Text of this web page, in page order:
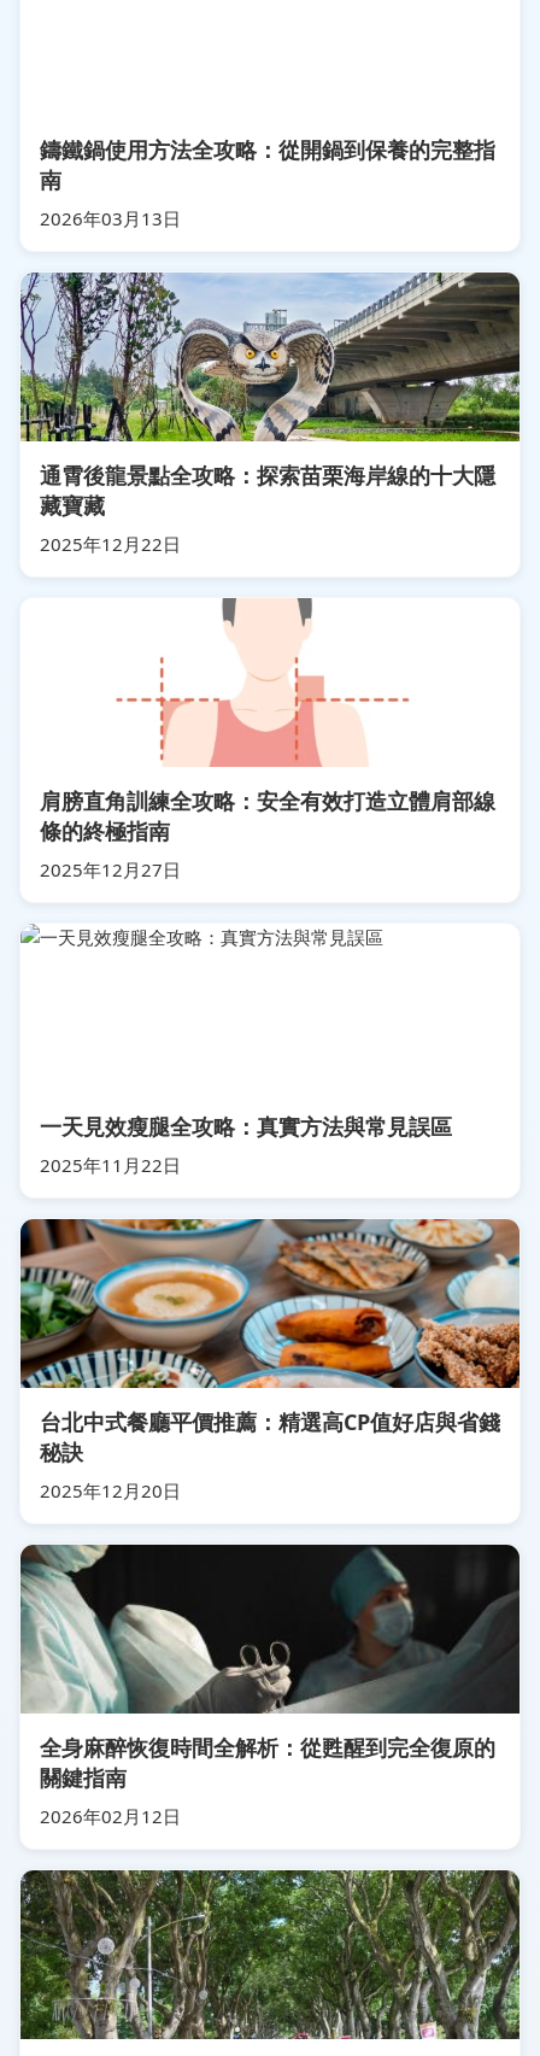
鑄鐵鍋使用方法全攻略：從開鍋到保養的完整指
南
2026年03月13日
通霄後龍景點全攻略：探索苗栗海岸線的十大隱
藏寶藏
2025年12月22日
肩膀直角訓練全攻略：安全有效打造立體肩部線
條的終極指南
2025年12月27日
一天見效瘦腿全攻略：真實方法與常見誤區
2025年11月22日
台北中式餐廳平價推薦：精選高CP值好店與省錢
秘訣
2025年12月20日
全身麻醉恢復時間全解析：從甦醒到完全復原的
關鍵指南
2026年02月12日